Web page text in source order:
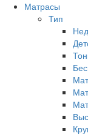
Матрасы
Тип